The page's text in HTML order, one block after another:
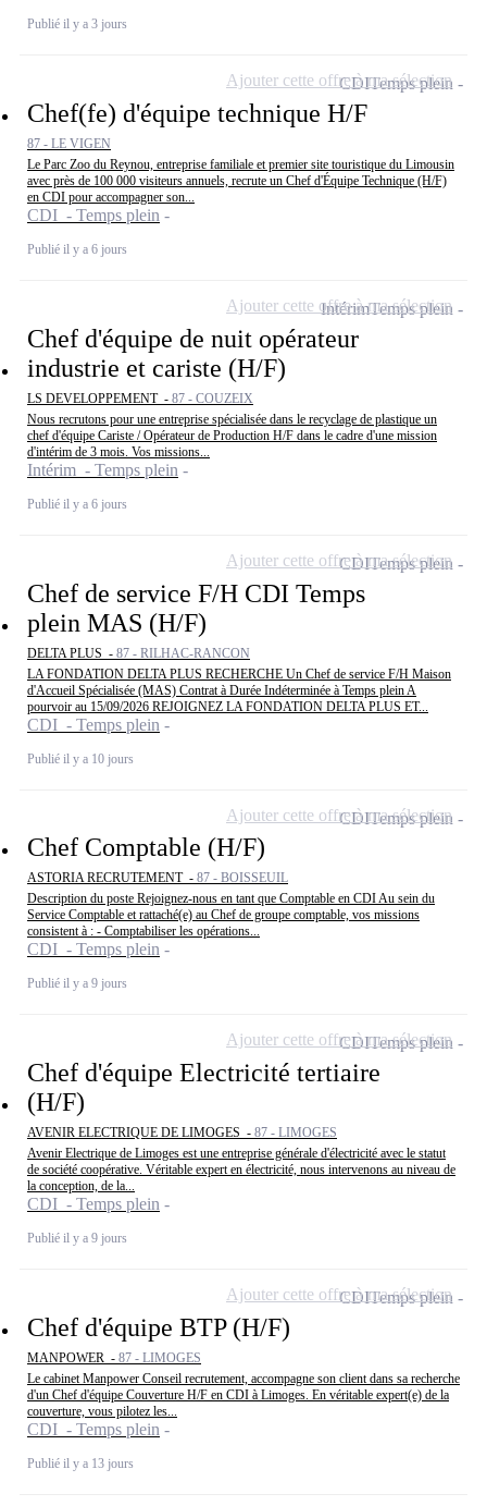
Publié il y a 3 jours
Chef(fe) d'équipe technique H/F
87 - LE VIGEN
Le Parc Zoo du Reynou, entreprise familiale et premier site touristique du Limousin
avec près de 100 000 visiteurs annuels, recrute un Chef d'Équipe Technique (H/F)
en CDI pour accompagner son...
CDI - Temps plein
Publié il y a 6 jours
CDITemps plein
Ajouter cette offre à ma sélection
Chef d'équipe de nuit opérateur
industrie et cariste (H/F)
LS DEVELOPPEMENT - 87 - COUZEIX
Nous recrutons pour une entreprise spécialisée dans le recyclage de plastique un
chef d'équipe Cariste / Opérateur de Production H/F dans le cadre d'une mission
d'intérim de 3 mois. Vos missions...
Intérim - Temps plein
Publié il y a 6 jours
IntérimTemps plein
Ajouter cette offre à ma sélection
Chef de service F/H CDI Temps
plein MAS (H/F)
DELTA PLUS - 87 - RILHAC-RANCON
LA FONDATION DELTA PLUS RECHERCHE Un Chef de service F/H Maison
d'Accueil Spécialisée (MAS) Contrat à Durée Indéterminée à Temps plein A
pourvoir au 15/09/2026 REJOIGNEZ LA FONDATION DELTA PLUS ET...
CDI - Temps plein
Publié il y a 10 jours
CDITemps plein
Ajouter cette offre à ma sélection
Chef Comptable (H/F)
ASTORIA RECRUTEMENT - 87 - BOISSEUIL
Description du poste Rejoignez-nous en tant que Comptable en CDI Au sein du
Service Comptable et rattaché(e) au Chef de groupe comptable, vos missions
consistent à : - Comptabiliser les opérations...
CDI - Temps plein
Publié il y a 9 jours
CDITemps plein
Ajouter cette offre à ma sélection
Chef d'équipe Electricité tertiaire
(H/F)
AVENIR ELECTRIQUE DE LIMOGES - 87 - LIMOGES
Avenir Electrique de Limoges est une entreprise générale d'électricité avec le statut
de société coopérative. Véritable expert en électricité, nous intervenons au niveau de
la conception, de la...
CDI - Temps plein
Publié il y a 9 jours
CDITemps plein
Ajouter cette offre à ma sélection
Chef d'équipe BTP (H/F)
MANPOWER - 87 - LIMOGES
Le cabinet Manpower Conseil recrutement, accompagne son client dans sa recherche
d'un Chef d'équipe Couverture H/F en CDI à Limoges. En véritable expert(e) de la
couverture, vous pilotez les...
CDI - Temps plein
Publié il y a 13 jours
CDITemps plein
Ajouter cette offre à ma sélection